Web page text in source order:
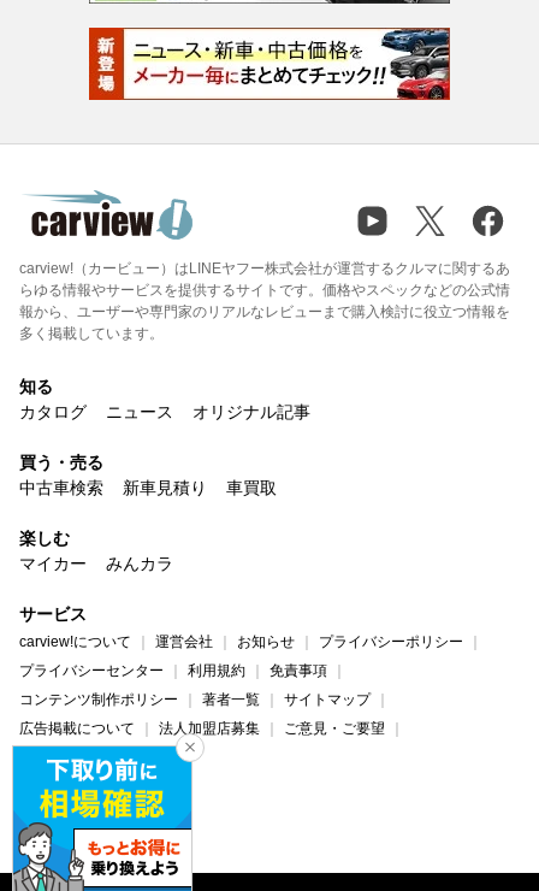
carview!（カービュー）はLINEヤフー株式会社が運営するクルマに関するあ
らゆる情報やサービスを提供するサイトです。価格やスペックなどの公式情
報から、ユーザーや専門家のリアルなレビューまで購入検討に役立つ情報を
多く掲載しています。
知る
カタログ
ニュース オリジナル記事
買う・売る
中古車検索
新車見積り 車買取
楽しむ
マイカー
みんカラ
サービス
carview!について 運営会社 お知らせ
プライバシーポリシー
プライバシーセンター
利用規約
免責事項
コンテンツ制作ポリシー
著者一覧
サイトマップ
広告掲載について
法人加盟店募集
ご意見・ご要望
ヘルプ・お問い合わせ
carview! Yahoo! JAPAN